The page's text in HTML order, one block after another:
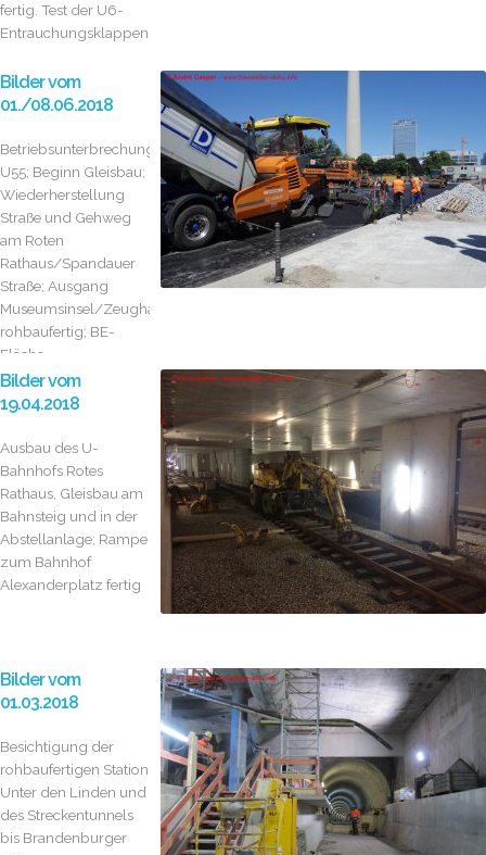
fertig. Test der U6-
Entrauchungsklappen.
Bilder vom
01./08.06.2018
Betriebsunterbrechung
U55; Beginn Gleisbau;
Wiederherstellung
Straße und Gehweg
am Roten
Rathaus/Spandauer
Straße; Ausgang
Museumsinsel/Zeughaus
rohbaufertig; BE-
Fläche...
Bilder vom
19.04.2018
Ausbau des U-
Bahnhofs Rotes
Rathaus, Gleisbau am
Bahnsteig und in der
Abstellanlage; Rampe
zum Bahnhof
Alexanderplatz fertig
Bilder vom
01.03.2018
Besichtigung der
rohbaufertigen Station
Unter den Linden und
des Streckentunnels
bis Brandenburger